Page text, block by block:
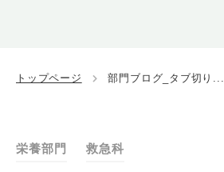
トップページ 部門ブログ_タブ切り...
栄養部門 救急科